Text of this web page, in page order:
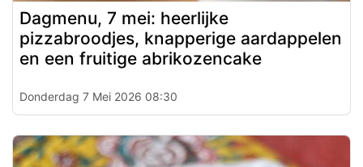
Dagmenu, 7 mei: heerlijke
pizzabroodjes, knapperige aardappelen
en een fruitige abrikozencake
Donderdag 7 Mei 2026 08:30